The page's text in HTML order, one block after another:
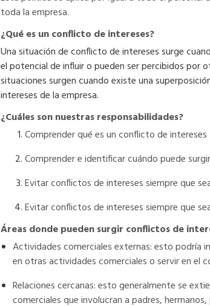
toda la empresa.
¿Qué es un conflicto de intereses?
Una situación de conflicto de intereses surge
el potencial de influir o pueden ser percibidos por
situaciones surgen cuando existe una
intereses de la empresa.
¿Cuáles son nuestras responsabilidades?
Comprender qué es un conflicto de intereses
Comprender e identificar cuándo puede
Evitar conflictos de intereses siempre que
Evitar conflictos de intereses siempre que
Áreas donde pueden surgir conflictos de
Actividades comerciales externas: esto podría
en otras actividades comerciales o servir en el
Relaciones cercanas: esto generalmente se
comerciales que involucran a padres,